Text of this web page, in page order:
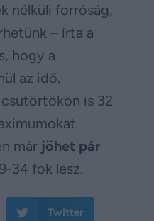
nélküli forróság,
– írta a
hogy a
az idő.
is 32
már jöhet pár
34 fok lesz.
Twitter